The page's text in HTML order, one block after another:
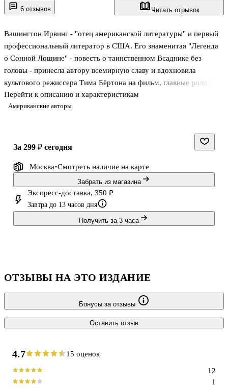
6 отзывов Читать отрывок
Американские авторы
Вашингтон Ирвинг - "отец американской литературы" и первый
профессиональный литератор в США. Его знаменитая "Легенда
о Сонной Лощине" - повесть о таинственном Всаднике без
головы - принесла автору всемирную славу и вдохновила
культового режиссера Тима Бёртона на фильм, главные роли в
котором исполнили Джонни Депп и Кристина Риччи.
.Мистически-готические новеллы Ирвинга завораживают,
закончиться: они встречают призраков и духов, ищут проклятые
исчезают и заключают сделку с самим дьяволом. А главное -
отчаянно пытаются понять,
Перейти к описанию и характеристикам
за 299 ₽ сегодня
Москва Смотреть наличие на карте
Забрать из магазина
Экспресс-доставка, 350 ₽
Завтра до 13 часов дня
Получить за 3 часа
ОТЗЫВЫ НА ЭТО ИЗДАНИЕ
Бонусы за отзывы
Оставить отзыв
4.7 15 оценок
1
12